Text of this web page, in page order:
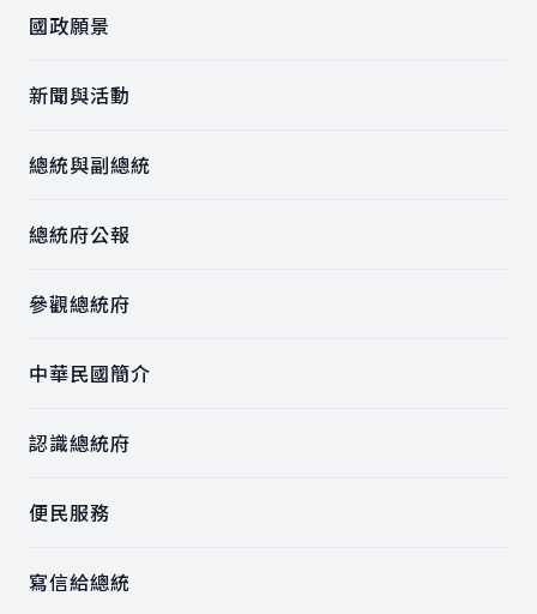
國政願景
新聞與活動
總統與副總統
總統府公報
參觀總統府
中華民國簡介
認識總統府
便民服務
寫信給總統